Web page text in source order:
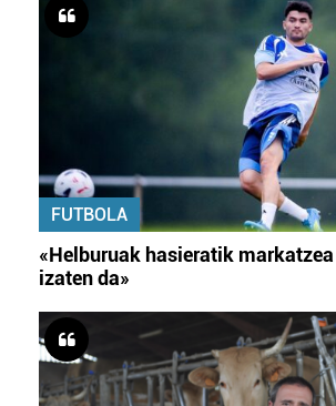
FUTBOLA
«Helburuak hasieratik
izaten da»